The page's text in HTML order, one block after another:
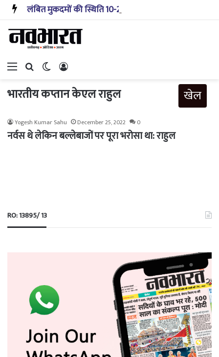
Menu Search forSwitch skin
भारतीय कप्तान केएल राहुल खेल
Yogesh Kumar Sahu December 25, 2022 0
नर्वस थे लेकिन बल्लेबाजों पर पूरा भरोसा था: राहुल
RO: 13895/ 13